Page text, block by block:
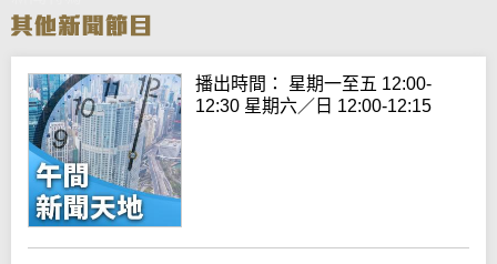
播出時間： 星期一至五 12:00-
12:30 星期六／日 12:00-12:15